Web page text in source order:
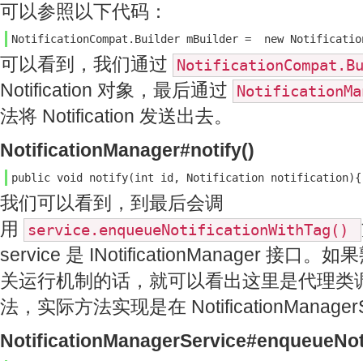
可以参照以下代码：
NotificationCompat.Builder mBuilder =  new
可以看到，我们通过
Notification 对象，最后通过
法将 Notification 发送出去。
NotificationManager#notify()
public void notify(int id, Notification notification){
我们可以看到，到最后会调
用
service.enqueueNotificationWithTag()
service 是 INotificationManager 接口。如
关运行机制的话，就可以看出这里是代理类
法，实际方法实现是在